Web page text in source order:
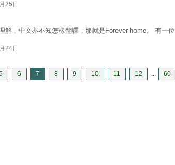
25日
解，中文亦不知怎樣翻譯，那就是Forever home。 有一位
24日
6 7 8 9 10 11 12 ... 60